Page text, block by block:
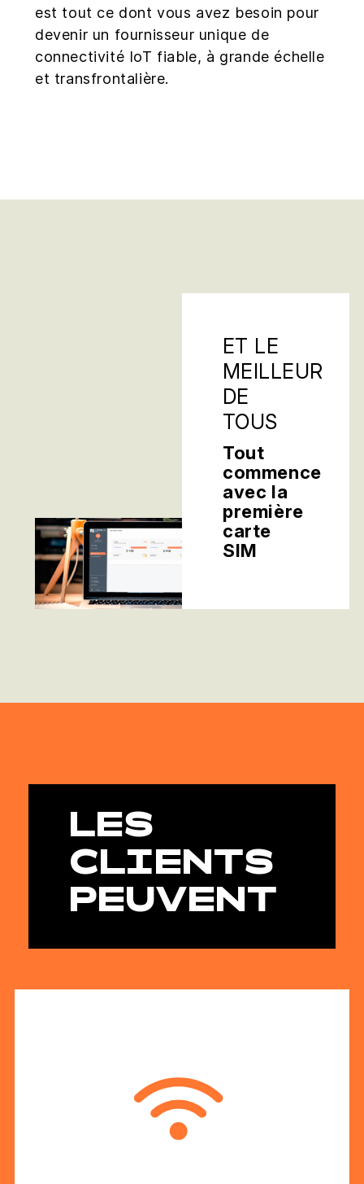
est tout ce dont vous avez besoin pour
devenir un fournisseur unique de
connectivité IoT fiable, à grande échelle
et transfrontalière.
ET LE
MEILLEUR
DE
TOUS
Tout
commence
avec la
première
carte
SIM
LES
CLIENTS
PEUVENT